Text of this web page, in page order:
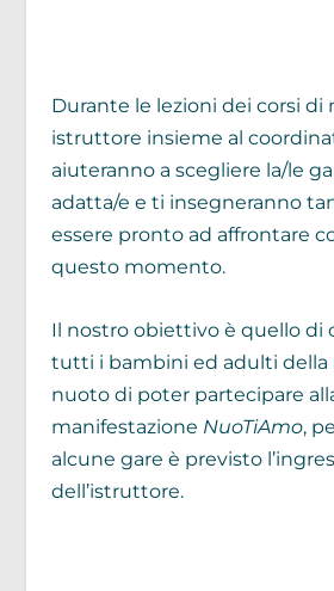
Durante le lezioni dei corsi di
istruttore insieme al
aiuteranno a scegliere la/le
adatta/e e ti insegneranno
essere pronto ad affrontare
questo momento.
Il nostro obiettivo è quello di
tutti i bambini ed adulti della
nuoto di poter partecipare
manifestazione NuoTiAmo,
alcune gare è previsto
dell’istruttore.